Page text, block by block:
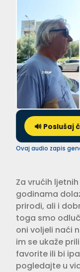
🔊 Poslušaj
Ovaj audio zapis
Za vrućih
godinama
prirodi, ali i
toga smo
oni voljeli naći
im se ukaže
favorite ili bi
pogledajte u